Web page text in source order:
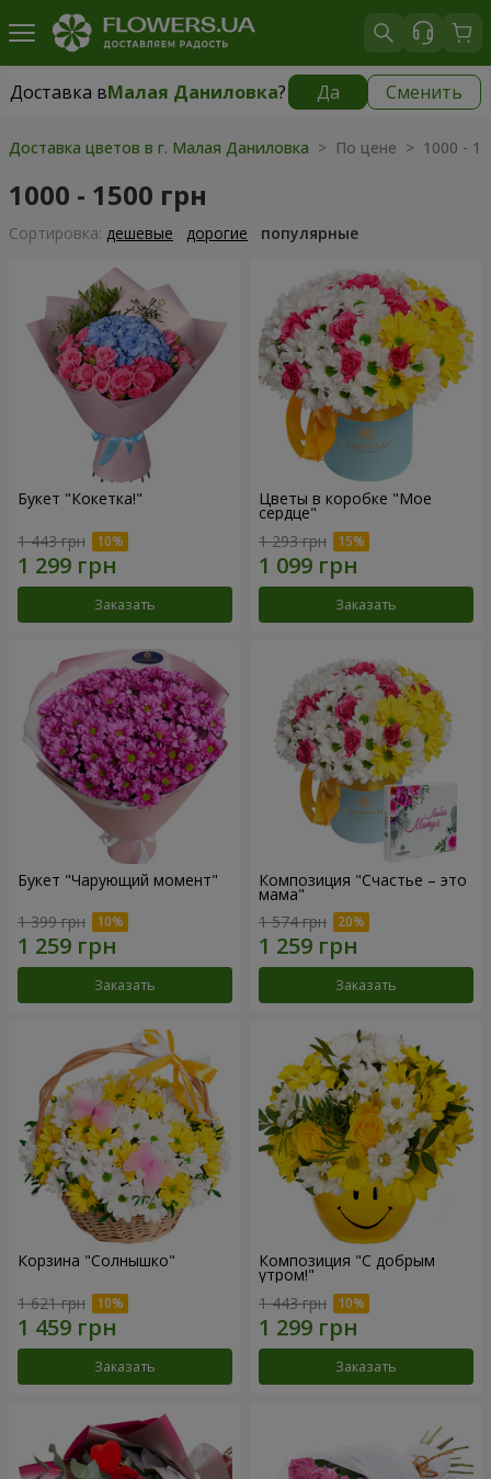
Доставка вМалая Даниловка? Да Сменить
Доставка вМалая Даниловка|бесплатно
Доставка цветов в г. Малая Даниловка > По цене > 1000 -
1000 - 1500 грн
Cортировка: дешевые дорогие популярные
Букет "Кокетка!"
1 443 грн
Заказать
Цветы в коробке "Мое
сердце"
1 293 грн
Заказать
Букет "Чарующий момент"
1 399 грн
Заказать
Композиция "Счастье – это
мама"
1 574 грн
Заказать
Корзина "Солнышко"
1 621 грн
Заказать
Композиция "С добрым
утром!"
1 443 грн
Заказать